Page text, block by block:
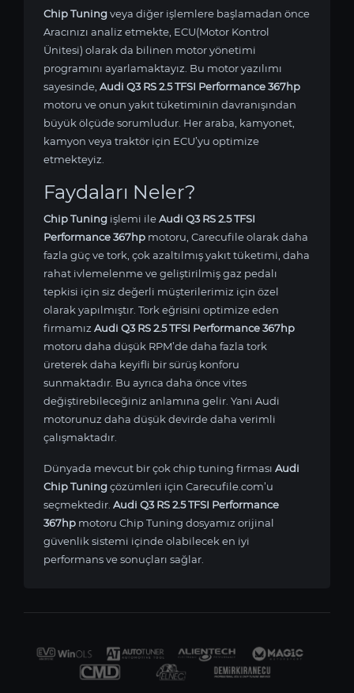
Chip Tuningveya diğer işlemlere başlamadan önce
Aracınızı analiz etmekte, ECU(Motor Kontrol
Ünitesi) olarak da bilinen motor yönetimi
programını ayarlamaktayız. Bu motor yazılımı
sayesinde, Audi Q3 RS 2.5 TFSI Performance 367hp
motoru ve onun yakıt tüketiminin davranışından
büyük ölçüde sorumludur. Her araba, kamyonet,
kamyon veya traktör için ECU’yu optimize
etmekteyiz.
Faydaları Neler?
Chip Tuning işlemi ileAudi Q3 RS 2.5 TFSI
Performance 367hp motoru, Carecufile olarak daha
fazla güç ve tork, çok azaltılmış yakıt tüketimi, daha
rahat ivlemelenme ve geliştirilmiş gaz pedalı
tepkisi için siz değerli müşterilerimiz için özel
olarak yapılmıştır. Tork eğrisini optimize eden
firmamız Audi Q3 RS 2.5 TFSI Performance 367hp
motoru daha düşük RPM’de daha fazla tork
üreterek daha keyifli bir sürüş konforu
sunmaktadır. Bu ayrıca daha önce vites
değiştirebileceğiniz anlamına gelir. Yani Audi
motorunuz daha düşük devirde daha verimli
çalışmaktadır.
Dünyada mevcut bir çok chip tuning firması Audi
Chip Tuningçözümleri için Carecufile.com’u
seçmektedir. Audi Q3 RS 2.5 TFSI Performance
367hp motoru Chip Tuning dosyamız orijinal
güvenlik sistemi içinde olabilecek en iyi
performans ve sonuçları sağlar.